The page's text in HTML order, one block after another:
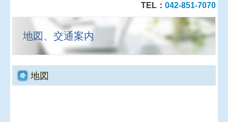
リンク集
スタッフ募集
個人情報保護方針
TEL： 042-851-7070
地図、交通案内
地図